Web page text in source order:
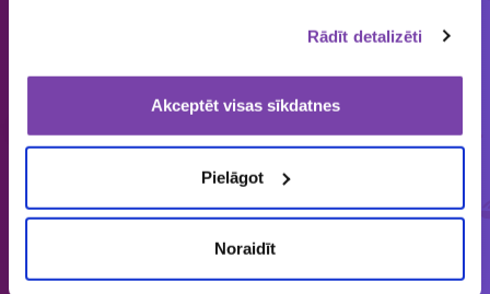
Rādīt detalizēti
Akceptēt visas sīkdatnes
Pielāgot
Noraidīt
4 545 034
vērtas balvas
Latvijā vienīgais specializētais Loterijas.lv
loteriju portāls. Loterijas.lv sniedz unikālu
informāciju bāzi par aktuālo loteriju
apkopojumu tirgū.